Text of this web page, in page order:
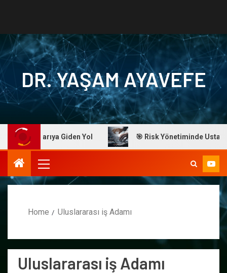
DR. YAŞAM AYAVEFE
Giden Yol 🎯 Risk Yönetiminde Ustalık: Dr.
Home Uluslararası iş Adamı
Uluslararası iş Adamı